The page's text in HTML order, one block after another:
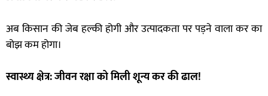
अब किसान की जेब हल्की होगी और उत्पादकता पर पड़ने वाला कर का
बोझ कम होगा।
स्वास्थ्य क्षेत्र: जीवन रक्षा को मिली शून्य कर की ढाल!